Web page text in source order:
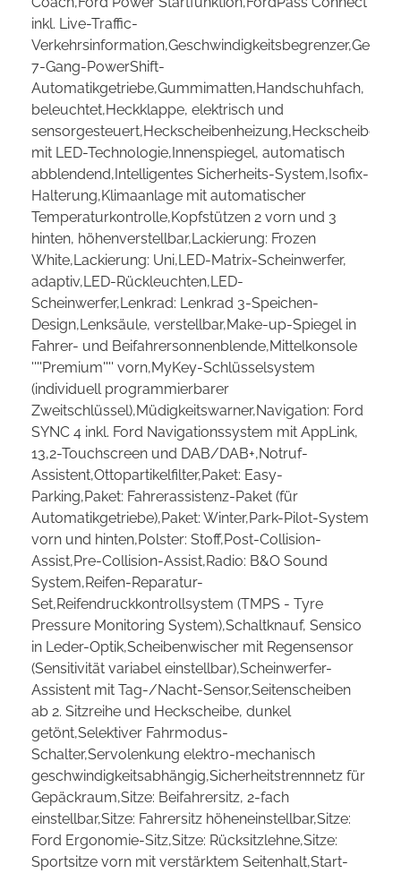
inkl. Live-Traffic-
7-Gang-PowerShift-
Automatikgetriebe,Gummimatten,Handschuhfach,
beleuchtet,Heckklappe, elektrisch und
mit LED-Technologie,Innenspiegel, automatisch
abblendend,Intelligentes Sicherheits-System,Isofix-
Halterung,Klimaanlage mit automatischer
Temperaturkontrolle,Kopfstützen 2 vorn und 3
hinten, höhenverstellbar,Lackierung: Frozen
White,Lackierung: Uni,LED-Matrix-Scheinwerfer,
adaptiv,LED-Rückleuchten,LED-
Scheinwerfer,Lenkrad: Lenkrad 3-Speichen-
Design,Lenksäule, verstellbar,Make-up-Spiegel in
Fahrer- und Beifahrersonnenblende,Mittelkonsole
''''Premium'''' vorn,MyKey-Schlüsselsystem
(individuell programmierbarer
Zweitschlüssel),Müdigkeitswarner,Navigation: Ford
SYNC 4 inkl. Ford Navigationssystem mit AppLink,
13,2-Touchscreen und DAB/DAB+,Notruf-
Assistent,Ottopartikelfilter,Paket: Easy-
Parking,Paket: Fahrerassistenz-Paket (für
Automatikgetriebe),Paket: Winter,Park-Pilot-System
vorn und hinten,Polster: Stoff,Post-Collision-
Assist,Pre-Collision-Assist,Radio: B&O Sound
System,Reifen-Reparatur-
Set,Reifendruckkontrollsystem (TMPS - Tyre
Pressure Monitoring System),Schaltknauf, Sensico
in Leder-Optik,Scheibenwischer mit Regensensor
(Sensitivität variabel einstellbar),Scheinwerfer-
Assistent mit Tag-/Nacht-Sensor,Seitenscheiben
ab 2. Sitzreihe und Heckscheibe, dunkel
getönt,Selektiver Fahrmodus-
Schalter,Servolenkung elektro-mechanisch
geschwindigkeitsabhängig,Sicherheitstrennnetz für
Gepäckraum,Sitze: Beifahrersitz, 2-fach
einstellbar,Sitze: Fahrersitz höheneinstellbar,Sitze:
Ford Ergonomie-Sitz,Sitze: Rücksitzlehne,Sitze:
Sportsitze vorn mit verstärktem Seitenhalt,Start-